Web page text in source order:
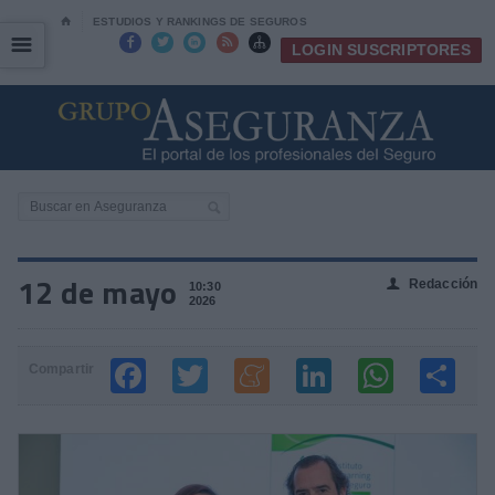
⌂ ESTUDIOS Y RANKINGS DE SEGUROS
     LOGIN SUSCRIPTORES
☰
☰
12 de mayo
10:30
2026
👤 Redacción